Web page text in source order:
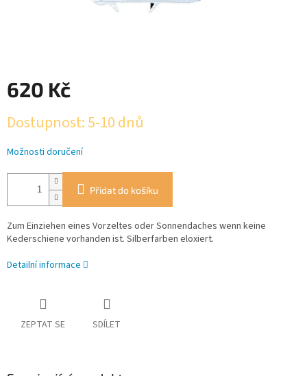
620 Kč
cena:
Dostupnost: 5-10 dnů
Možnosti doručení
Přidat do košíku
Zum Einziehen eines Vorzeltes oder Sonnendaches wenn keine
Kederschiene vorhanden ist. Silberfarben eloxiert.
Detailní informace
ZEPTAT SE SDÍLET